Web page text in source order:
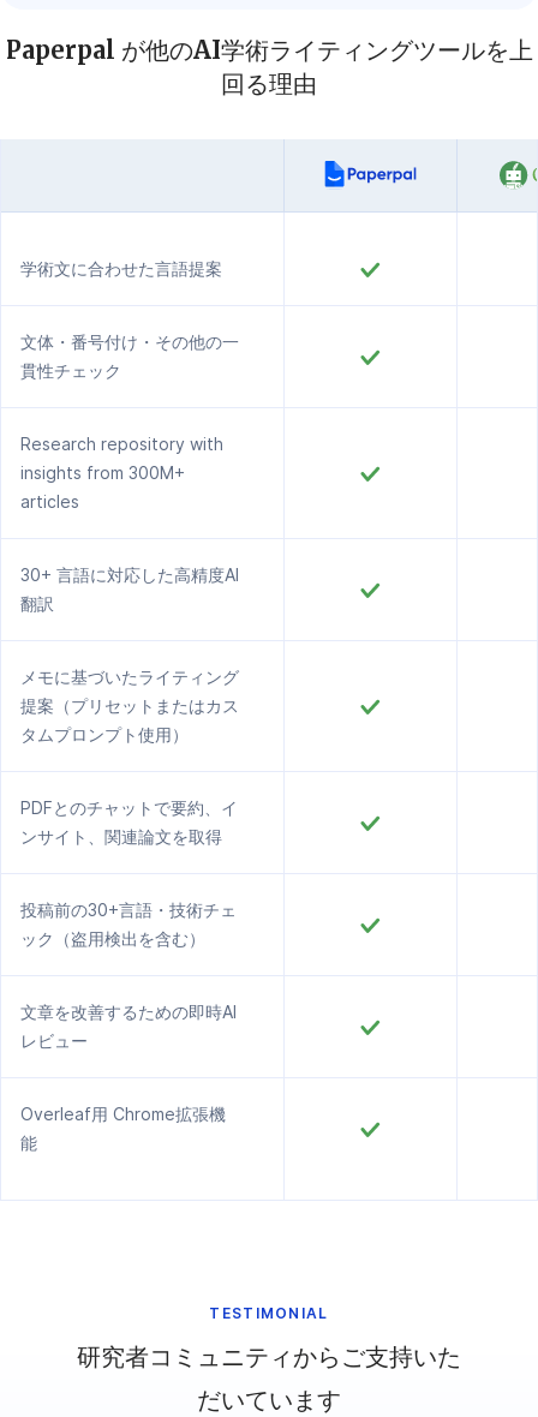
Paperpal が他のAI学術ライティングツールを上
回る理由
学術文に合わせた言語提案
文体・番号付け・その他の一
貫性チェック
Research repository with
insights from 300M+
articles
30+ 言語に対応した高精度AI
翻訳
メモに基づいたライティング
提案（プリセットまたはカス
タムプロンプト使用）
PDFとのチャットで要約、イ
ンサイト、関連論文を取得
投稿前の30+言語・技術チェ
ック（盗用検出を含む）
文章を改善するための即時AI
レビュー
Overleaf用 Chrome拡張機
能
TESTIMONIAL
研究者コミュニティからご支持いた
だいています